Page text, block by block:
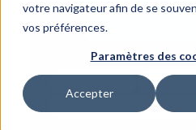
votre navigateur afin de se
vos préférences.
Paramètres des
Accepter
Numéro de pièce